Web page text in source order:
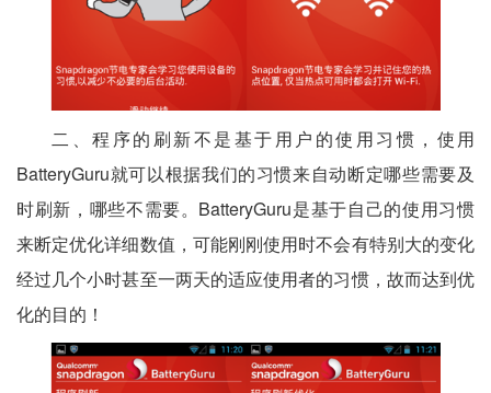
二、程序的刷新不是基于用户的使用习惯，使用
BatteryGuru就可以根据我们的习惯来自动断定哪些需要及
时刷新，哪些不需要。BatteryGuru是基于自己的使用习惯
来断定优化详细数值，可能刚刚使用时不会有特别大的变化
经过几个小时甚至一两天的适应使用者的习惯，故而达到优
化的目的！